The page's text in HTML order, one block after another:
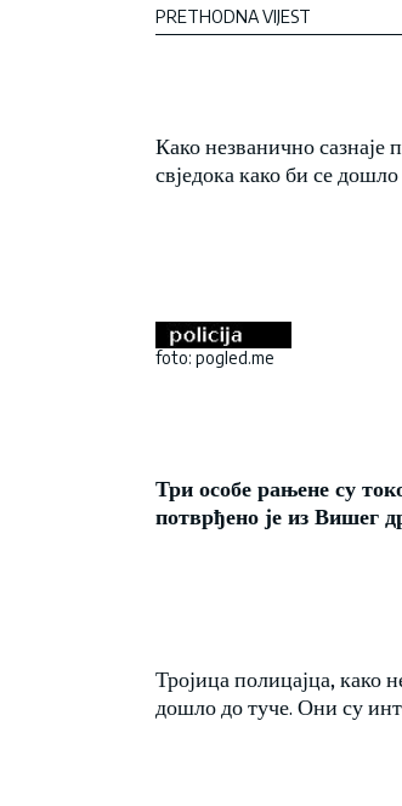
PRETHODNA VIJEST
Како незванично сазнаје
свједока како би се
foto: pogled.me
Три особе рањене су
потврђено је из Вишег
Тројица полицајца, како
дошло до туче. Они су